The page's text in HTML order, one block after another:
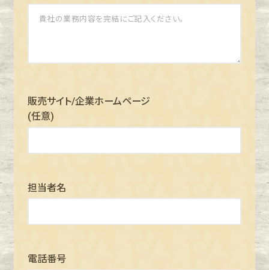
販売サイト/企業ホームページ
(任意)
担当者名
電話番号